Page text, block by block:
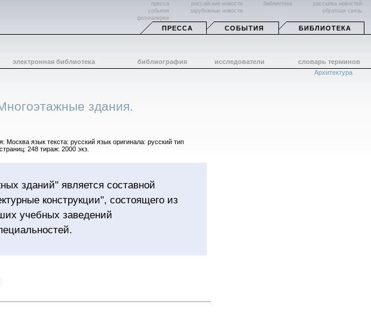
пресса
события
фотогалерея
российские новости
зарубежные новости
библиотека
рассылка новостей
обратная связь
ПРЕССА СОБЫТИЯ БИБЛИОТЕКА
электронная библиотека библиография исследователи
словарь терминов
Архитектура
здания.
Москва язык текста: русский язык оригинала: русский тип
248 тираж: 2000 экз.
зданий" является составной
конструкции", состоящего из
учебных заведений